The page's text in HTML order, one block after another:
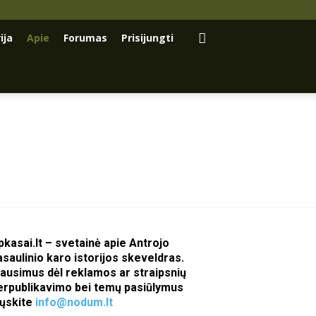
Apie Forumas Prisijungti
– svetainė apie Antrojo
karo istorijos skeveldras.
dėl reklamos ar straipsnių
bei temų pasiūlymus
info@nodum.lt